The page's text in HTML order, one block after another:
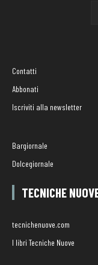
Contatti
Abbonati
Iscriviti alla newsletter
Bargiornale
Dolcegiornale
TECNICHE
tecnichenuove.com
I libri Tecniche Nuove